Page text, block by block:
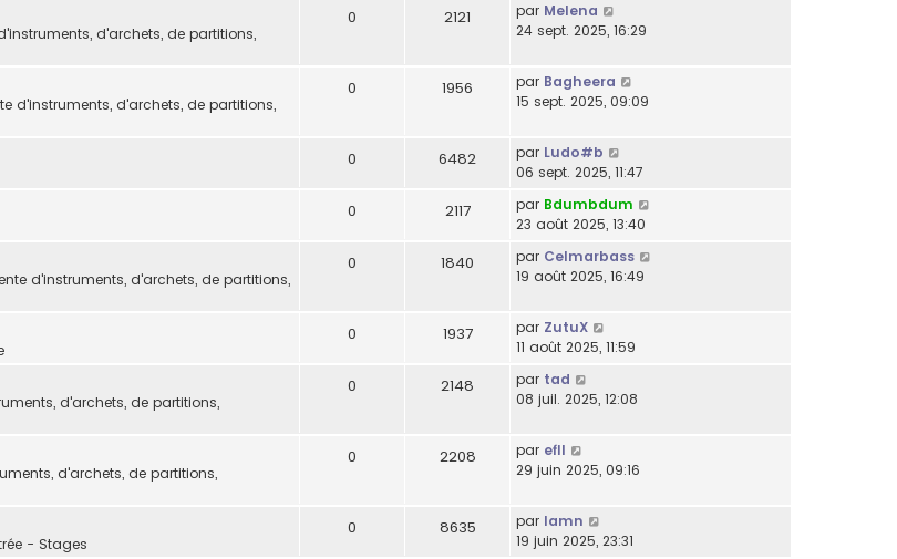
d'archets, de partitions,
0 2121 par Melena
24 sept. 2025, 16:29
d'instruments, d'archets, de partitions,
0 1956 par Bagheera
15 sept. 2025, 09:09
0 6482 par Ludo#b
06 sept. 2025, 11:47
0 2117 par Bdumbdum
23 août 2025, 13:40
d'instruments, d'archets, de partitions,
0 1840 par Celmarbass
19 août 2025, 16:49
0 1937 par ZutuX
11 août 2025, 11:59
d'archets, de partitions,
0 2148 par tad
08 juil. 2025, 12:08
d'archets, de partitions,
0 2208 par efll
29 juin 2025, 09:16
- Stages
0 8635 par lamn
19 juin 2025, 23:31